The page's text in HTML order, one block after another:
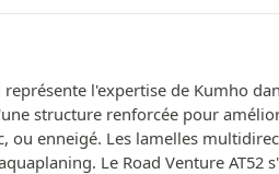
l'expertise de Kumho
structure renforcée pour
enneigé. Les lamelles
Le Road Venture AT52